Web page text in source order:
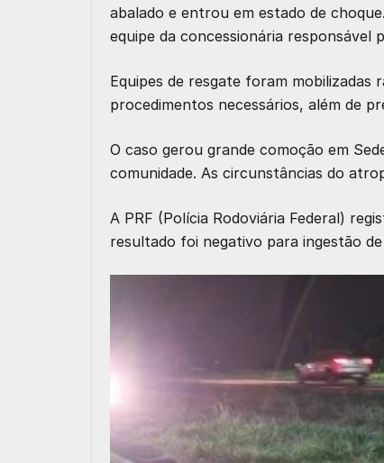
abalado e entrou em estado de
equipe da concessionária
Equipes de resgate foram
procedimentos necessários, além de
O caso gerou grande comoção em
comunidade. As circunstâncias do
A PRF (Polícia Rodoviária Federal)
resultado foi negativo para ingestão